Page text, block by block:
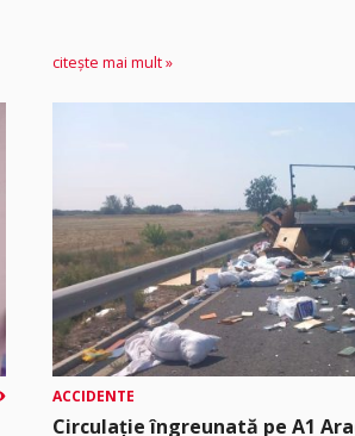
citește mai mult »
ACCIDENTE
Circulație îngreunată pe A1